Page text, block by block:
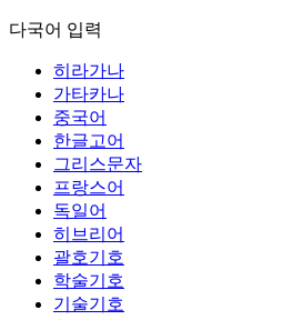
다국어 입력
히라가나
가타카나
중국어
한글고어
그리스문자
프랑스어
독일어
히브리어
괄호기호
학술기호
기술기호